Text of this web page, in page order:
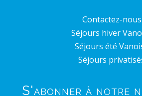
Contactez-nous
Séjours hiver
Séjours été
Séjours
S'abonner à notre